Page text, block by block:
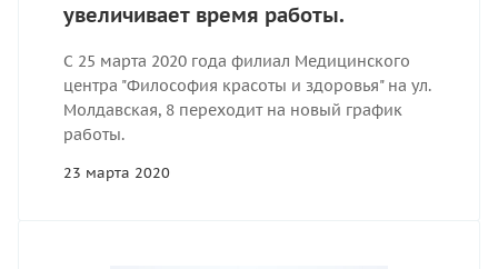
увеличивает время работы.
С 25 марта 2020 года филиал Медицинского
центра "Философия красоты и здоровья" на ул.
Молдавская, 8 переходит на новый график
работы.
23 марта 2020